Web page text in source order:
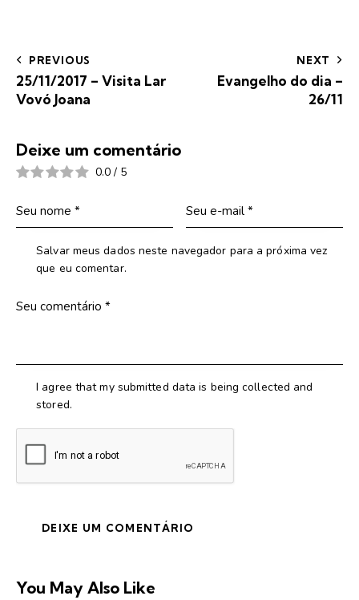
PREVIOUS
25/11/2017 – Visita Lar
Vovó Joana
NEXT
Evangelho do dia –
26/11
Deixe um comentário
0.0 / 5
Salvar meus dados neste navegador para a próxima vez
que eu comentar.
I agree that my submitted data is being collected and
stored.
You May Also Like